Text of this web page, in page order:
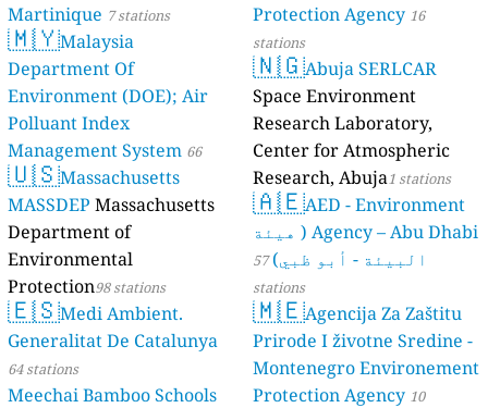
Protection Agency 16
stations
🇳🇬Abuja SERLCAR
Space Environment
Research Laboratory,
Center for Atmospheric
Research, Abuja1 stations
🇦🇪AED - Environment
Agency – Abu Dhabi ( هيئة
البيئة - أبو ظبي) 57
stations
🇲🇪Agencija Za Zaštitu
Prirode I životne Sredine -
Montenegro Environement
Protection Agency 10
Martinique 7 stations
🇲🇾Malaysia
Department Of
Environment (DOE); Air
Polluant Index
Management System 66
stations
🇺🇸Massachusetts
MASSDEPMassachusetts
Department of
Environmental
Protection98 stations
🇪🇸Medi Ambient.
Generalitat De Catalunya
64 stations
Meechai Bamboo Schools